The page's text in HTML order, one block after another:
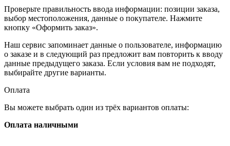
Проверьте правильность ввода информации: позиции заказа,
выбор местоположения, данные о покупателе. Нажмите
кнопку «Оформить заказ».
Наш сервис запоминает данные о пользователе, информацию
о заказе и в следующий раз предложит вам повторить к вводу
данные предыдущего заказа. Если условия вам не подходят,
выбирайте другие варианты.
Оплата
Вы можете выбрать один из трёх вариантов оплаты:
Оплата наличными